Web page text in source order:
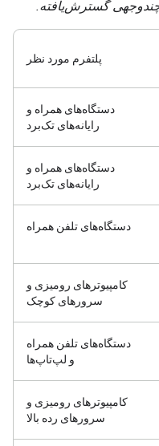
پلتفرم مورد نظر
دستگاه‌های همراه و
رایانه‌های تک‌برد
دستگاه‌های همراه و
رایانه‌های تک‌برد
دستگاه‌های تلفن همراه
کامپیوترهای رومیزی و
سرورهای کوچک
دستگاه‌های تلفن همراه
و لپ‌تاپ‌ها
کامپیوترهای رومیزی و
سرورهای رده بالا